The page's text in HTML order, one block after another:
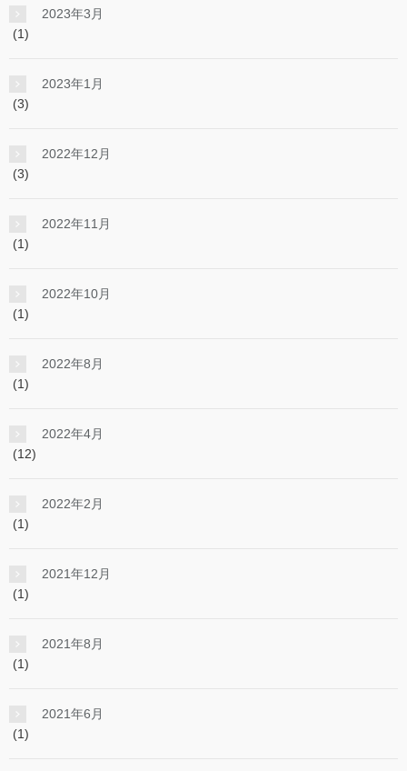
2023年3月
(1)
2023年1月
(3)
2022年12月
(3)
2022年11月
(1)
2022年10月
(1)
2022年8月
(1)
2022年4月
(12)
2022年2月
(1)
2021年12月
(1)
2021年8月
(1)
2021年6月
(1)